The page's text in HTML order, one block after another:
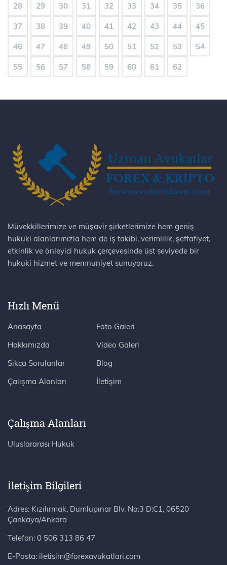
28 29 30 31 32 33 34 35 36
37 38 39 40 41 42 43 44 45
46 47 48 49 50 51 52 53 54
55 56 57 58 59 60 61 62
Müvekkillerimize ve müşavir şirketlerimize hem geniş
hukuki alanlarımızla hem de iş takibi, verimlilik, şeffafiyet,
etkinlik ve önleyici hukuk çerçevesinde üst seviyede bir
hukuki hizmet ve memnuniyet sunuyoruz.
Hızlı Menü
Anasayfa
Hakkımızda
Sıkça Sorulanlar
Çalışma Alanları
Foto Galeri
Video Galeri
Blog
İletişim
Çalışma Alanları
Uluslararası Hukuk
İletişim Bilgileri
Adres: Kızılırmak, Dumlupınar Blv. No:3 D:C1, 06520 Çankaya/Ankara
Telefon: 0 506 313 86 47
E-Posta: iletisim@forexavukatlari.com